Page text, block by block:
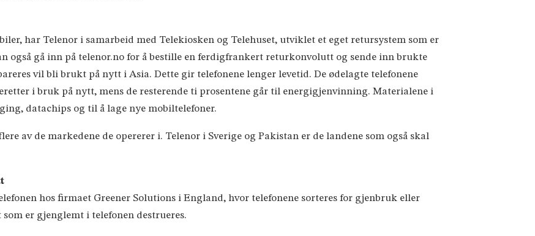
har Telenor i samarbeid med Telekiosken og Telehuset, utviklet et eget retursystem som er
også gå inn på telenor.no for å bestille en ferdigfrankert returkonvolutt og sende inn brukte
vil bli brukt på nytt i Asia. Dette gir telefonene lenger levetid. De ødelagte telefonene
i bruk på nytt, mens de resterende ti prosentene går til energigjenvinning. Materialene i
datachips og til å lage nye mobiltelefoner.
av de markedene de opererer i. Telenor i Sverige og Pakistan er de landene som også skal
hos firmaet Greener Solutions i England, hvor telefonene sorteres for gjenbruk eller
er gjenglemt i telefonen destrueres.